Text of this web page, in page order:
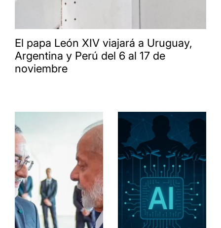
El papa León XIV viajará a Uruguay,
Argentina y Perú del 6 al 17 de
noviembre